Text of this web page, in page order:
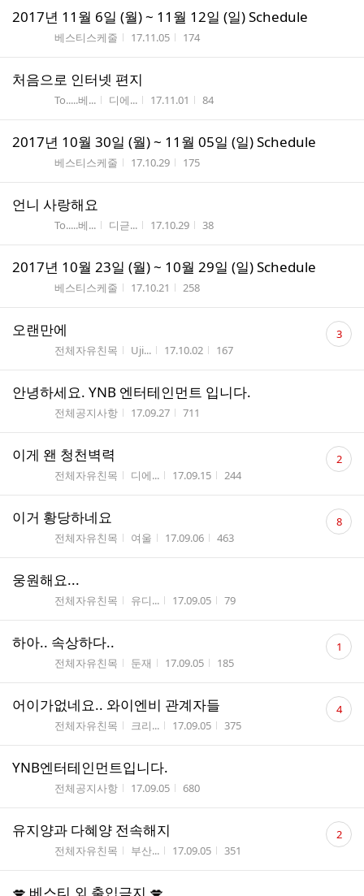
2017년 11월 6일 (월) ~ 11월 12일 (일) Schedule
베스티스케줄 작성시간
17.11.05 조회수
174
처음으로 인터넷 편지
To.....베... 작성자
디에... 작성시간
17.11.01 조회수
84
2017년 10월 30일 (월) ~ 11월 05일 (일) Schedule
베스티스케줄 작성시간
17.10.29 조회수
175
언니 사랑해요
To.....베... 작성자
디귿... 작성시간
17.10.29 조회수
38
2017년 10월 23일 (월) ~ 10월 29일 (일) Schedule
베스티스케줄 작성시간
17.10.21 조회수
258
오랜만에
전체자유친목 작성자
Uji... 작성시간
17.10.02 조회수
167
댓
글 3
안녕하세요. YNB 엔터테인먼트 입니다.
전체공지사항 작성시간
17.09.27 조회수
711
이게 왠 청천벽력
전체자유친목 작성자
디에... 작성시간
17.09.15 조회수
244
댓
글 2
이거 황당하네요
전체자유친목 작성자
여울 작성시간
17.09.06 조회수
463
댓
글 8
웅원해요...
전체자유친목 작성자
유디... 작성시간
17.09.05 조회수
79
하아.. 속상하다..
전체자유친목 작성자
둔재 작성시간
17.09.05 조회수
185
댓
글 1
어이가없네요.. 와이엔비 관계자들
전체자유친목 작성자
크리... 작성시간
17.09.05 조회수
375
댓
글 4
YNB엔터테인먼트입니다.
전체공지사항 작성시간
17.09.05 조회수
680
유지양과 다혜양 전속해지
전체자유친목 작성자
부산... 작성시간
17.09.05 조회수
351
댓
글 2